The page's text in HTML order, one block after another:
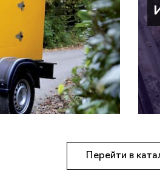
Перейти в